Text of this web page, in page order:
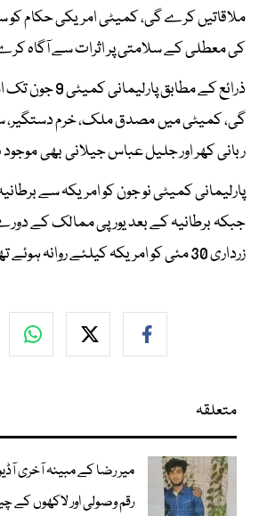
ملاقاتیں کرے گی، کمیٹی امریکی حکام
کی معطلی کے سلامتی پر اثرات سے آگاہ
ذرائع کے مطابق
گی، کمیٹی میں مصدق ملک، خرم دستگیر،
ربانی کھر اور جلیل عباس جیلانی بھی موجود
پارلیمانی کمیٹی نو جون کو امریکہ سے
جبکہ برطانیہ کے بعد یورپی ممالک کے
زرداری 30 مئی کو امریکہ کیلئے روانہ ہوئے تھے۔
متعلقہ
میر رضا کے مبینہ آخری
رقم وصولی اور لاکھوں کے